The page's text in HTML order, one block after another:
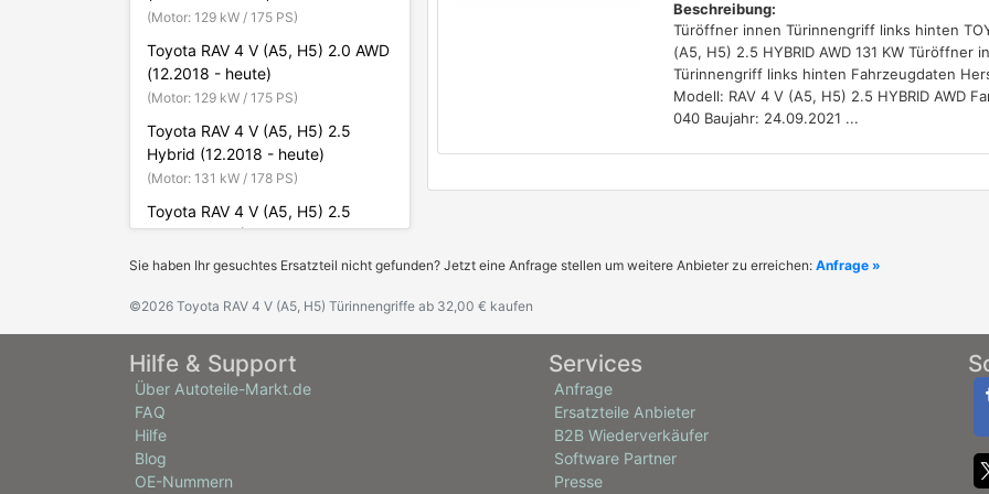
(Motor: 129 kW / 175 PS)
Toyota RAV 4 V (A5, H5) 2.0 AWD
(12.2018 - heute)
(Motor: 129 kW / 175 PS)
Toyota RAV 4 V (A5, H5) 2.5
Hybrid (12.2018 - heute)
(Motor: 131 kW / 178 PS)
Toyota RAV 4 V (A5, H5) 2.5
Hybrid AWD (12.2018 - heute)
(Motor: 131 kW / 178 PS)
Hybrid AWD (06.2020 - heute)
(Motor: 136 kW / 185 PS)
Toyota RAV 4 V (A5, H5) 2.5
Hybrid AWD (09.2020 - heute)
(Motor: 225 kW / 306 PS)
Beschreibung:
Türöffner innen Türinnengriff links hinten
(A5, H5) 2.5 HYBRID AWD 131 KW Türöffner
Türinnengriff links hinten Fahrzeugdaten
Modell: RAV 4 V (A5, H5) 2.5 HYBRID AWD
040 Baujahr: 24.09.2021 ...
Sie haben Ihr gesuchtes Ersatzteil nicht gefunden? Jetzt eine Anfrage stellen um weitere Anbieter zu erreichen: Anfrage »
©2026 Toyota RAV 4 V (A5, H5) Türinnengriffe ab 32,00 € kaufen
Hilfe & Support
Über Autoteile-Markt.de
FAQ
Hilfe
Blog
OE-Nummern
Services
Anfrage
Ersatzteile Anbieter
B2B Wiederverkäufer
Software Partner
Presse